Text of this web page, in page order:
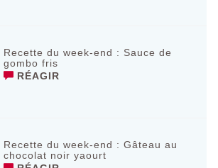
Recette du week-end : Sauce de
gombo fris
RÉAGIR
Recette du week-end : Gâteau au
chocolat noir yaourt